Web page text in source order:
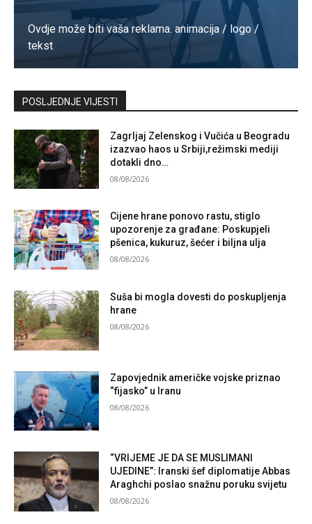
Ovdje može biti vaša reklama. animacija / logo /
tekst
Kontaktirajte nas
POSLJEDNJE VIJESTI
Zagrljaj Zelenskog i Vučića u Beogradu
izazvao haos u Srbiji,režimski mediji
dotakli dno…
08/08/2026
Cijene hrane ponovo rastu, stiglo
upozorenje za građane: Poskupjeli
pšenica, kukuruz, šećer i biljna ulja
08/08/2026
Suša bi mogla dovesti do poskupljenja
hrane
08/08/2026
Zapovjednik američke vojske priznao
“fijasko” u Iranu
08/08/2026
“VRIJEME JE DA SE MUSLIMANI
UJEDINE”: Iranski šef diplomatije Abbas
Araghchi poslao snažnu poruku svijetu
08/08/2026